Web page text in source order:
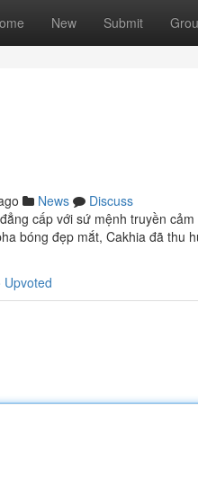
New Submit
News
Discuss
cấp với sứ mệnh truyền
bóng đẹp mắt, Cakhia đã thu
Upvoted